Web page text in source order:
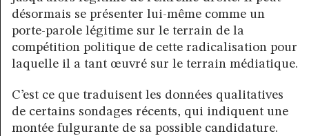
désormais se présenter lui-même comme un
porte-parole légitime sur le terrain de la
compétition politique de cette radicalisation pour
laquelle il a tant œuvré sur le terrain médiatique.
C’est ce que traduisent les données qualitatives
de certains sondages récents, qui indiquent une
montée fulgurante de sa possible candidature.